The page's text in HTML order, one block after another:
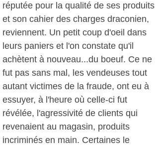
réputée pour la qualité de ses produits
et son cahier des charges draconien,
reviennent. Un petit coup d'oeil dans
leurs paniers et l'on constate qu'il
achètent à nouveau...du boeuf. Ce ne
fut pas sans mal, les vendeuses tout
autant victimes de la fraude, ont eu à
essuyer, à l'heure où celle-ci fut
révélée, l'agressivité de clients qui
revenaient au magasin, produits
incriminés en main. Certaines le